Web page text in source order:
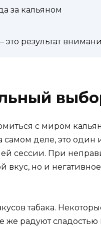
за кальяном
результат
с миром
деле, это один
сессии. При
вкус, но и
табака.
радуют сладостью